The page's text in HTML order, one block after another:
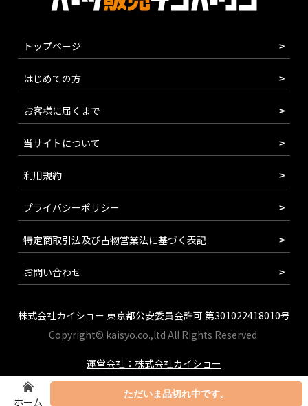
ホーム
ただいま品切れ中です。
トップページ
はじめての方
お客様に届くまで
当サイトについて
利用規約
プライバシーポリシー
特定商取引法及び古物営業法に基づく表記
お問い合わせ
株式会社カイショー 東京都公安委員会許可 第301022418010号
Copyright© kaisyo.co.,ltd All Rights Reserved.
運営会社：株式会社カイショー